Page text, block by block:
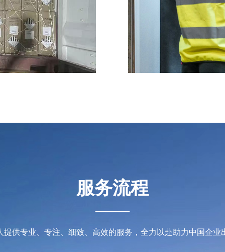
服务流程
——
提供专业、专注、细致、高效的服务，全力以赴助力中国企业